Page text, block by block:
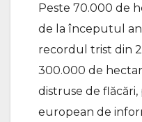
Peste 70.000 de
de la începutul
recordul trist din
300.000 de
distruse de
european de